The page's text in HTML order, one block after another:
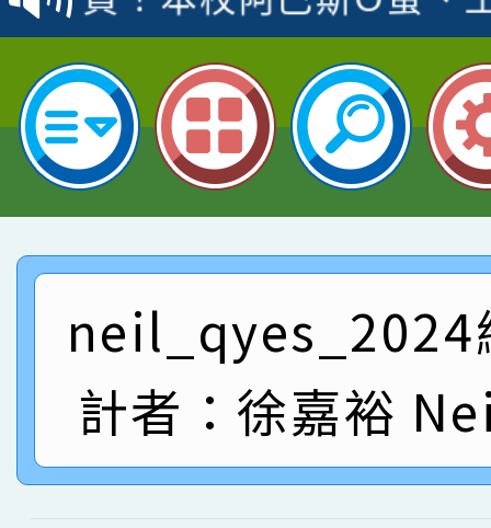
名
倩參加桃園市科展 國
名 指導老師王老師、
賀！本校四年二班張O
園市英語競賽國小朗
指導老師林老師
賀！本校參加桃園市中
賽 劉文瑛教師榮獲教
臺灣台語-第二名
賀！本校參與2026世
市賽榮獲科學小創客佳
名
倩參加桃園市科展 國
名 指導老師王老師、
賀！本校四年二班張O
園市英語競賽國小朗讀
指導老師林老師
賀！本校參加桃園市中
賽 劉文瑛教師榮獲教
賀！本校參與2026世
neil_qyes_2024
計者：徐嘉裕